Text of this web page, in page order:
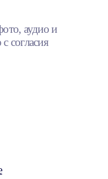
аудио и
согласия